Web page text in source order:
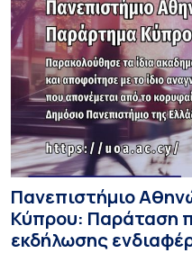
Πανεπιστήμιο
Κύπρου: Παράταση
εκδήλωσης